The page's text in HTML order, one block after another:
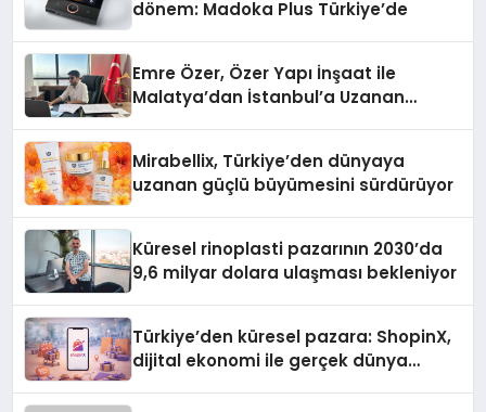
dönem: Madoka Plus Türkiye’de
Emre Özer, Özer Yapı İnşaat ile
Malatya’dan İstanbul’a Uzanan
Mirabellix, Türkiye’den dünyaya
uzanan güçlü büyümesini sürdürüyor
Küresel rinoplasti pazarının 2030’da
9,6 milyar dolara ulaşması bekleniyor
Türkiye’den küresel pazara: ShopinX,
dijital ekonomi ile gerçek dünya